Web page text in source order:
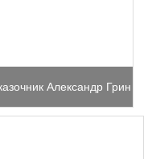
Александр Грин